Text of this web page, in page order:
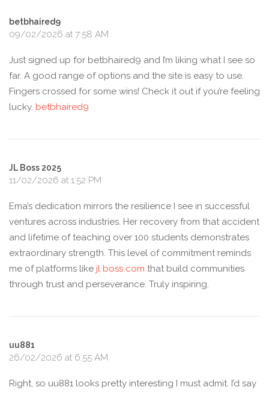
betbhaired9
09/02/2026 at 7:58 AM
Just signed up for betbhaired9 and I’m liking what I see so
far. A good range of options and the site is easy to use.
Fingers crossed for some wins! Check it out if you’re feeling
lucky. betbhaired9
JL Boss 2025
11/02/2026 at 1:52 PM
Ema’s dedication mirrors the resilience I see in successful
ventures across industries. Her recovery from that accident
and lifetime of teaching over 100 students demonstrates
extraordinary strength. This level of commitment reminds
me of platforms like jl boss com that build communities
through trust and perseverance. Truly inspiring.
uu881
26/02/2026 at 6:55 AM
Right, so uu881 looks pretty interesting I must admit. I’d say